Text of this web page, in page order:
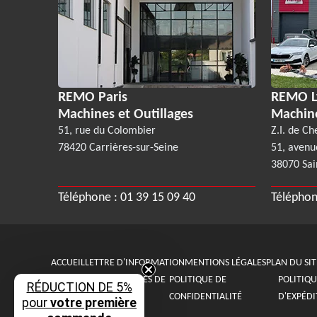
REMO Paris
Machines et Outillages
51, rue du Colombier
78420 Carrières-sur-Seine
Téléphone : 01 39 15 09 40
REMO
Z.I. de
51,
38070
ACCUEILLETTRE D'INFORMATIONMENTIONS LÉGALESPLAN DU
CONDITIONS GÉNÉRALES DE
VENTE
POLITIQUE DE
CONFIDENTIALITÉ
RÉDUCTION DE 5%
pourvotre première